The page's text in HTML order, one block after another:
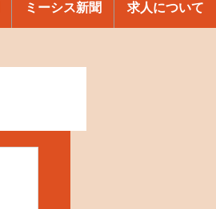
ミーシス新聞 求人について